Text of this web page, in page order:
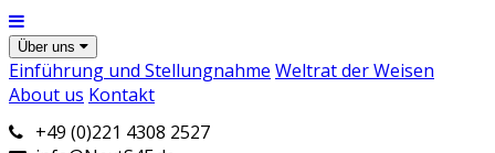
Über uns
Einführung und Stellungnahme Weltrat der Weisen
About us Kontakt
+49 (0)221 4308 2527